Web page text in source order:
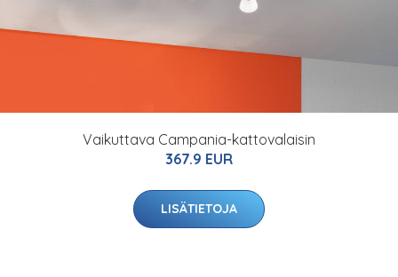
Vaikuttava Campania-kattovalaisin
367.9 EUR
LISÄTIETOJA